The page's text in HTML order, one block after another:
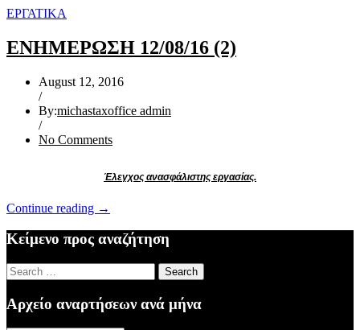
ΕΡΓΑΤΙΚΑ
ΕΝΗΜΕΡΩΣΗ 12/08/16 (2)
August 12, 2016
/
By:michastaxoffice admin
/
No Comments
Έλεγχος ανασφάλιστης εργασίας.
Continue reading “ΕΝΗΜΕΡΩΣΗ
(2)”
→
Κείμενο προς αναζήτηση
Search
for:
Αρχείο αναρτήσεων ανά μήνα